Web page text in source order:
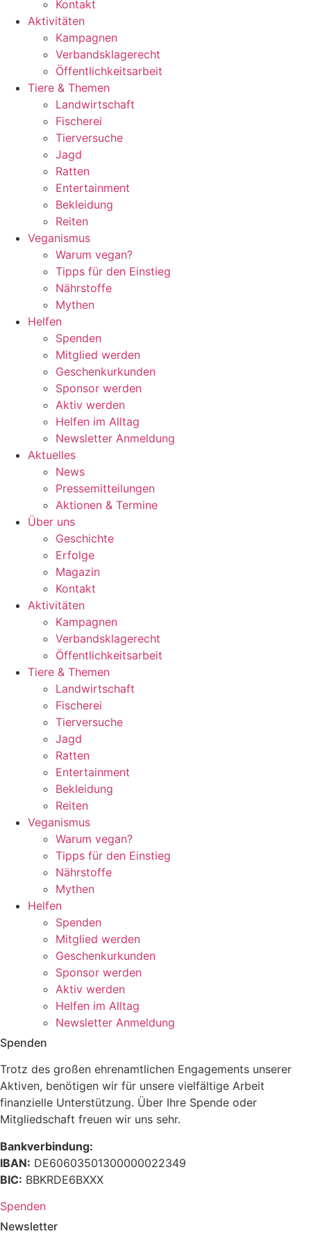
Kontakt
Aktivitäten
Kampagnen
Verbandsklagerecht
Öffentlichkeitsarbeit
Tiere & Themen
Landwirtschaft
Fischerei
Tierversuche
Jagd
Ratten
Entertainment
Bekleidung
Reiten
Veganismus
Warum vegan?
Tipps für den Einstieg
Nährstoffe
Mythen
Helfen
Spenden
Mitglied werden
Geschenkurkunden
Sponsor werden
Aktiv werden
Helfen im Alltag
Newsletter Anmeldung
Aktuelles
News
Pressemitteilungen
Aktionen & Termine
Über uns
Geschichte
Erfolge
Magazin
Kontakt
Aktivitäten
Kampagnen
Verbandsklagerecht
Öffentlichkeitsarbeit
Tiere & Themen
Landwirtschaft
Fischerei
Tierversuche
Jagd
Ratten
Entertainment
Bekleidung
Reiten
Veganismus
Warum vegan?
Tipps für den Einstieg
Nährstoffe
Mythen
Helfen
Spenden
Mitglied werden
Geschenkurkunden
Sponsor werden
Aktiv werden
Helfen im Alltag
Newsletter Anmeldung
Spenden
Trotz des großen ehrenamtlichen Engagements unserer
Aktiven, benötigen wir für unsere vielfältige Arbeit
finanzielle Unterstützung. Über Ihre Spende oder
Mitgliedschaft freuen wir uns sehr.
Bankverbindung:
IBAN: DE60603501300000022349
BIC: BBKRDE6BXXX
Spenden
Newsletter